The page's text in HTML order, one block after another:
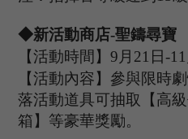
◆新活動商店-聖鑄尋寶
【活動時間】9 月 21 日-11
【活動內容】參與限時
落活動道具可抽取【高
箱】等豪華獎勵。